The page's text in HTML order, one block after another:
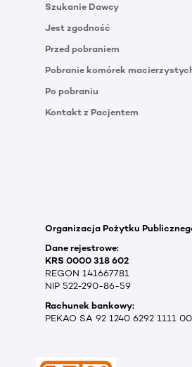
Szukanie Dawcy
Jest zgodność
Przed pobraniem
Pobranie komórek
Po pobraniu
Kontakt z Pacjentem
Organizacja Pożytku
Dane rejestrowe:
KRS 0000 318 602
REGON 141667781
NIP 522-290-86-59
Rachunek bankowy:
PEKAO SA 92 1240 6292 1111